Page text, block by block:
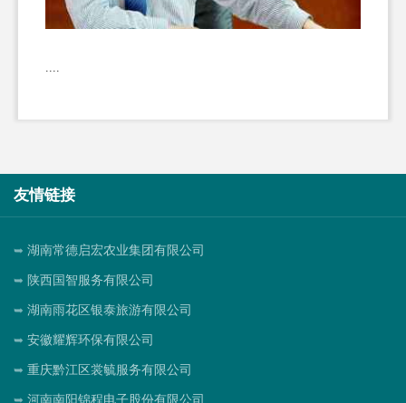
友情链接
湖南常德启宏农业集团有限公司
陕西国智服务有限公司
湖南雨花区银泰旅游有限公司
安徽耀辉环保有限公司
重庆黔江区裳毓服务有限公司
河南南阳锦程电子股份有限公司